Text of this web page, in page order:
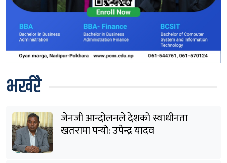
भर्खरै
जेनजी आन्दोलनले देशको स्वाधीनता
खतरामा पर्‍यो: उपेन्द्र यादव